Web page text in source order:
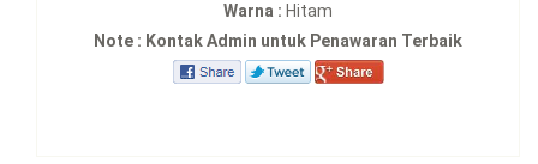
Warna : Hitam
Note : Kontak Admin untuk Penawaran Terbaik